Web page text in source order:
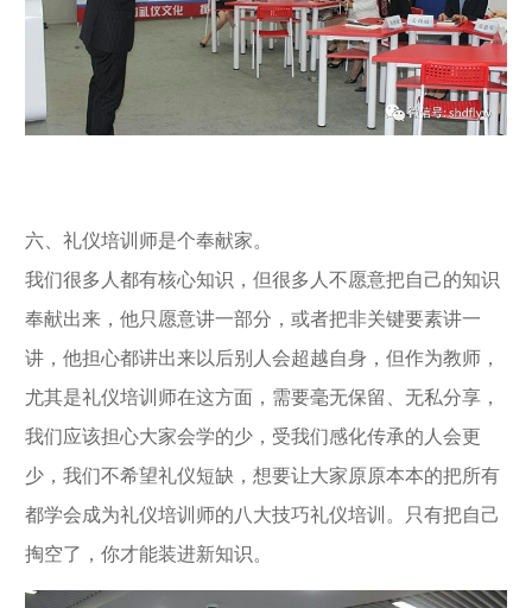
六、礼仪培训师是个奉献家。
我们很多人都有核心知识，但很多人不愿意把自己的知识
奉献出来，他只愿意讲一部分，或者把非关键要素讲一
讲，他担心都讲出来以后别人会超越自身，但作为教师，
尤其是礼仪培训师在这方面，需要毫无保留、无私分享，
我们应该担心大家会学的少，受我们感化传承的人会更
少，我们不希望礼仪短缺，想要让大家原原本本的把所有
都学会成为礼仪培训师的八大技巧礼仪培训。只有把自己
掏空了，你才能装进新知识。